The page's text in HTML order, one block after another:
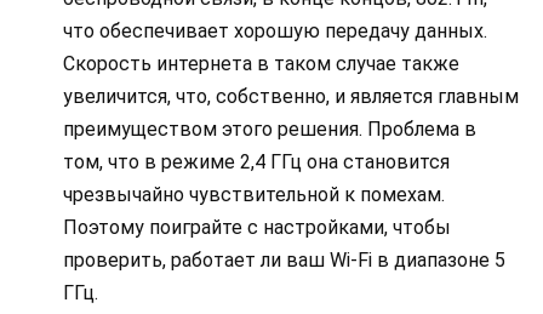
что обеспечивает хорошую передачу данных.
Скорость интернета в таком случае также
увеличится, что, собственно, и является главным
преимуществом этого решения. Проблема в
том, что в режиме 2,4 ГГц она становится
чрезвычайно чувствительной к помехам.
Поэтому поиграйте с настройками, чтобы
проверить, работает ли ваш Wi-Fi в диапазоне 5
ГГц.